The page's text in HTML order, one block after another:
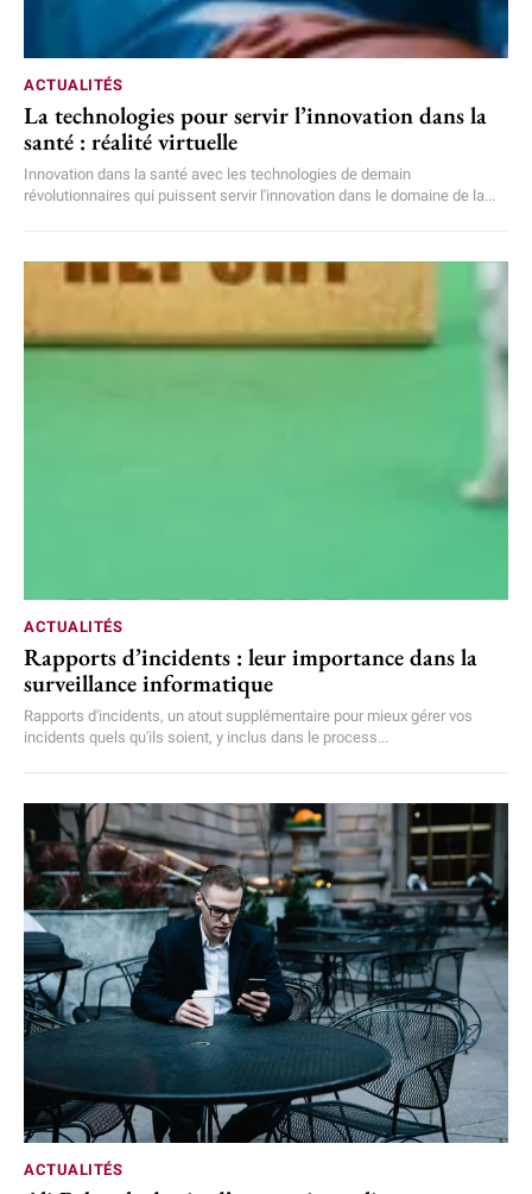
ACTUALITÉS
La technologies pour servir l’innovation dans la
santé : réalité virtuelle
Innovation dans la santé avec les technologies de demain
révolutionnaires qui puissent servir l'innovation dans le domaine de la...
ACTUALITÉS
Rapports d’incidents : leur importance dans la
surveillance informatique
Rapports d'incidents, un atout supplémentaire pour mieux gérer vos
incidents quels qu'ils soient, y inclus dans le process...
ACTUALITÉS